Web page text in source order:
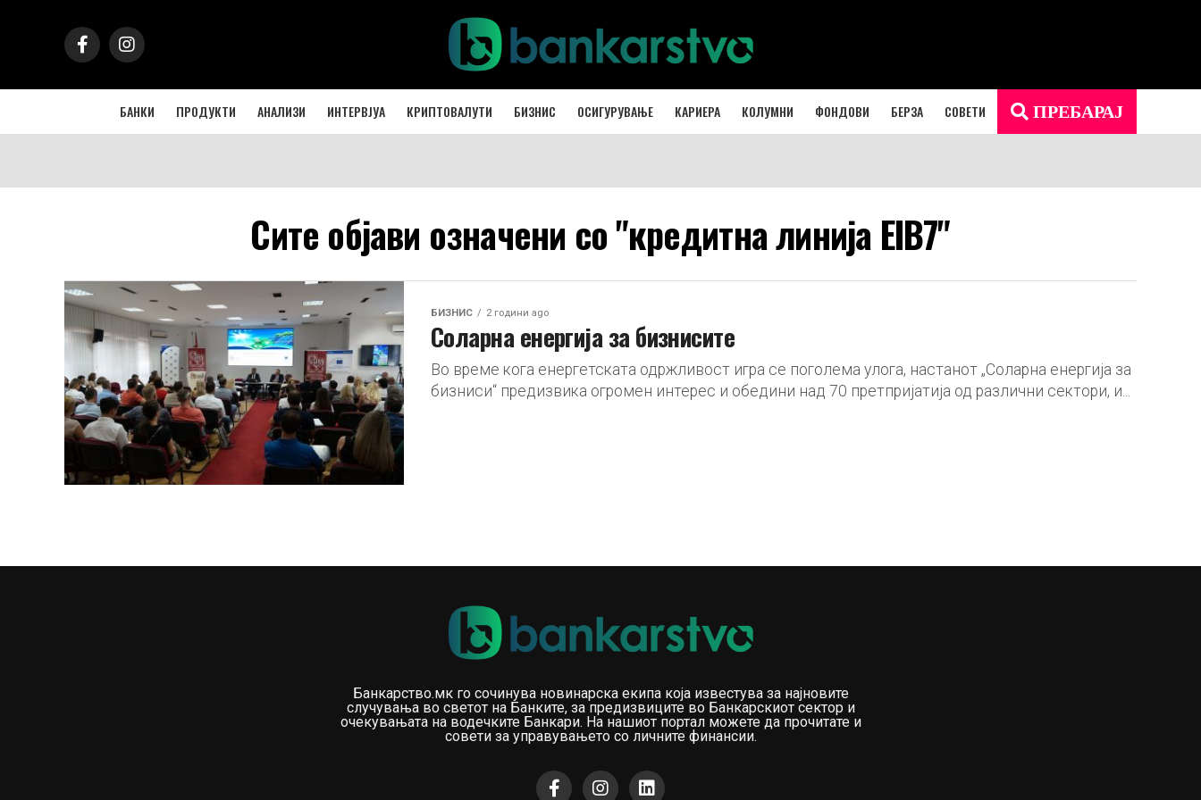
БАНКИ ПРОДУКТИ АНАЛИЗИ ИНТЕРВЈУА КРИПТОВАЛУТИ БИЗНИС ОСИГУРУВАЊЕ КАРИЕРА КОЛУМНИ ФОНДОВИ БЕРЗА СОВЕТИ ПРЕБАРАЈ
Сите објави означени со "кредитна линија EIB7"
БИЗНИС 2 години ago
Соларна енергија за бизнисите
Во време кога енергетската одржливост игра се поголема улога, настанот „Соларна енергија за
бизниси“ предизвика огромен интерес и обедини над 70 претпријатија од различни сектори, и...
Банкарство.мк го сочинува новинарска екипа која известува за најновите
случувања во светот на Банките, за предизвиците во Банкарскиот сектор и
очекувањата на водечките Банкари. На нашиот портал можете да прочитате и
совети за управувањето со личните финансии.